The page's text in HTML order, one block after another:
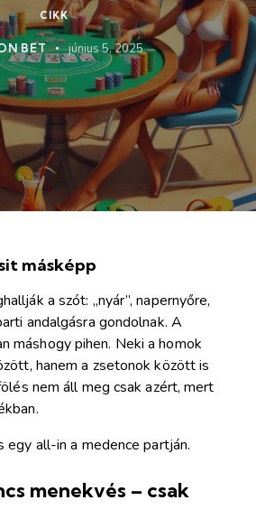
CIKK
BET június 5, 2025
másképp
a szót: „nyár”, napernyőre,
andalgásra gondolnak. A
máshogy pihen. Neki a homok
hanem a zsetonok között is
nem áll meg csak azért, mert
egy all-in a medence partján.
menekvés – csak